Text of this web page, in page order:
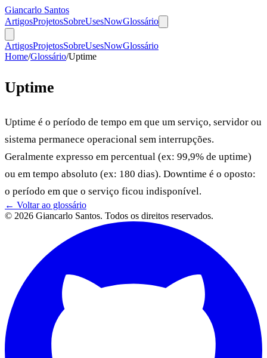
Giancarlo Santos
ArtigosProjetosSobreUsesNowGlossário
ArtigosProjetosSobreUsesNowGlossário
Home/Glossário/Uptime
Uptime
Uptime é o período de tempo em que um serviço, servidor ou
sistema permanece operacional sem interrupções.
Geralmente expresso em percentual (ex: 99,9% de uptime)
ou em tempo absoluto (ex: 180 dias). Downtime é o oposto:
o período em que o serviço ficou indisponível.
← Voltar ao glossário
© 2026 Giancarlo Santos. Todos os direitos reservados.